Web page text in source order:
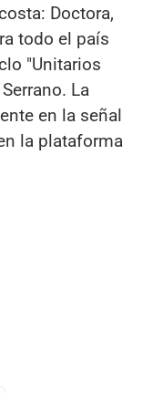
Doctora,
todo el país
"Unitarios
La
en la señal
la plataforma